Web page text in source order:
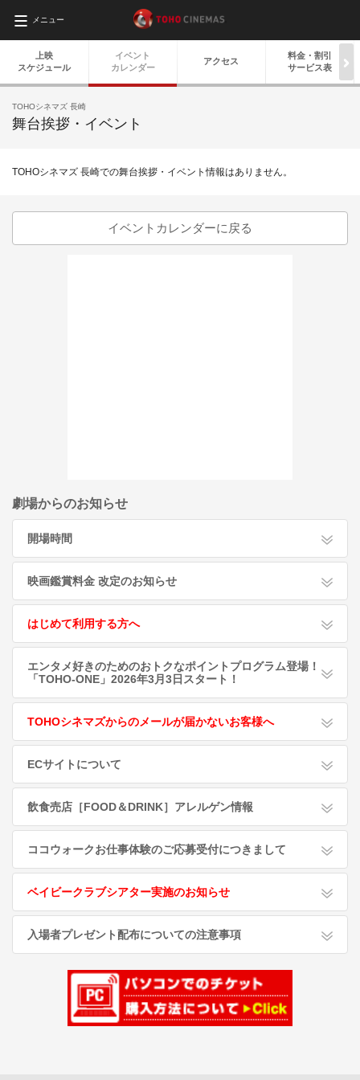
メニュー
上映
スケジュール
イベント
カレンダー
アクセス
料金・ 割引
サービス表
TOHOシネマズ 長崎
舞台挨拶・イベント
TOHOシネマズ 長崎での舞台挨拶・イベント情報はありません。
イベントカレンダーに戻る
劇場からのお知らせ
開場時間
映画鑑賞料金 改定のお知らせ
はじめて利用する方へ
エンタメ好きのためのおトクなポイントプログラム登場！
「TOHO-ONE」2026年3月3日スタート！
TOHOシネマズからのメールが届かないお客様へ
ECサイトについて
飲食売店［FOOD＆DRINK］アレルゲン情報
ココウォークお仕事体験のご応募受付につきまして
ベイビークラブシアター実施のお知らせ
入場者プレゼント配布についての注意事項